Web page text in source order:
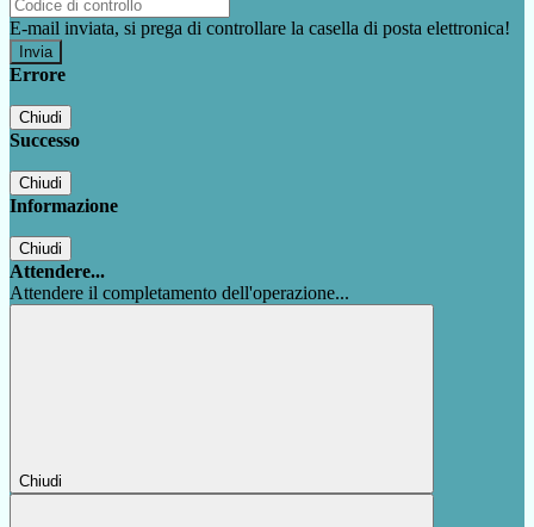
E-mail inviata, si prega di controllare la casella di posta elettronica!
Errore
Chiudi
Successo
Chiudi
Informazione
Chiudi
Attendere...
Attendere il completamento dell'operazione...
Chiudi